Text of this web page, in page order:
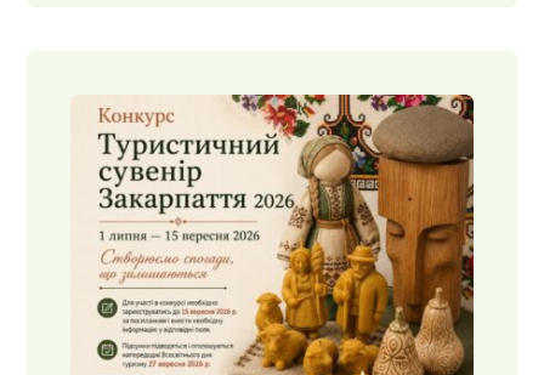
«Туристич
ний
сувенір
Закарпатт